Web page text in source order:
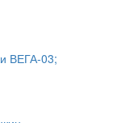
ВЕГА-03;